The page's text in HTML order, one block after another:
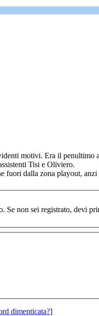
motivi. Era il
Tisi e Oliviero.
fuori dalla zona playout,
È necessario iscriversi per partecipare a questo forum. Indica qui sotto l'ID personale che ti è stato
dimenticata?]